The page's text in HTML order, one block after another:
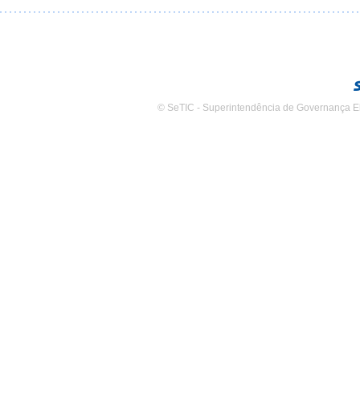
© SeTIC - Superintendência de Governança